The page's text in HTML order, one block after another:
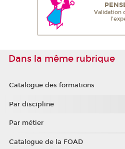
Validation
Dans la même rubrique
Catalogue des formations
Par discipline
Par métier
Catalogue de la FOAD